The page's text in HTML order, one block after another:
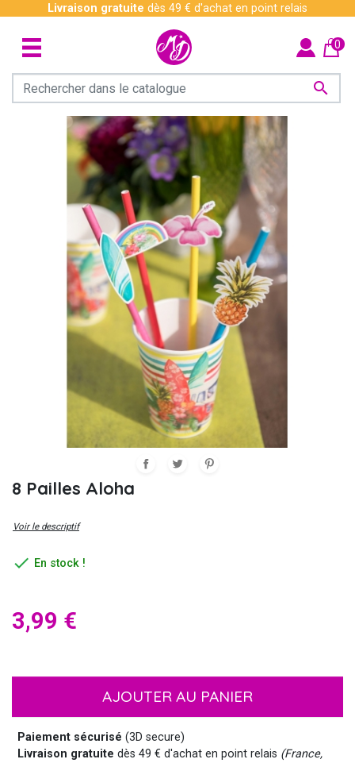
Livraison gratuite dès 49 € d'achat en point relais

0
8 Pailles Aloha
Voir le descriptif
 En stock !
3,99 €
AJOUTER AU PANIER
Paiement sécurisé (3D secure)
Livraison gratuite dès 49 € d'achat en point relais (France,